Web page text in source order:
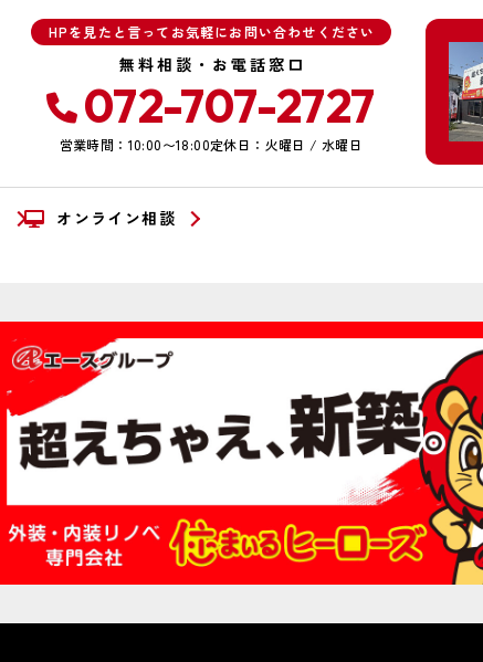
HPを見たと言ってお気軽にお問い合わせください
無料相談・お電話窓口
072-707-2727
営業時間：10:00〜18:00定休日：火曜日 / 水曜日
オンライン相談